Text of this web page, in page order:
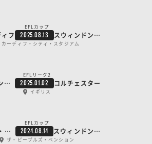
EFLカップ
フ 2025.08.13 スウィンドン・タウン
カーディフ・シティ・スタジアム
EFLリーグ2
スウィンドン・タウン 2025.01.02 コルチェスター
イギリス
EFLカップ
クローリー・タウン 2024.08.14 スウィンドン・タウン
ザ・ピープルズ・ペンション